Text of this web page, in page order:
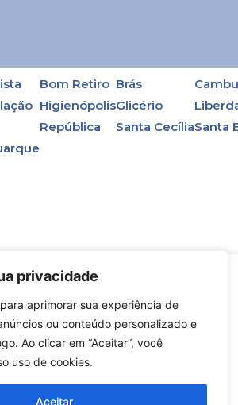
privacidade
aprimorar sua experiência de
ou conteúdo personalizado e
Ao clicar em “Aceitar”, você
uso de cookies.
Aceitar
Bom Retiro
Higienópolis
República
Brás
Glicério
Santa CecíliaSanta
in the cooling water.